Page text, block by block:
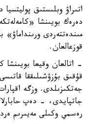
اتىراۋ وبلىستىق پوليتسيا
دەرەك بويىنشا
مىندەتتەردى
قوزعالعان.
- اتالعان وقيعا بويىنشا
قۇقىق بۇزۋشىلىققا قاتىسى
جەتكىزىلدى. وزگە
جاتپايدى، - دەپ
رەسمي وكىلى مەيىرىم